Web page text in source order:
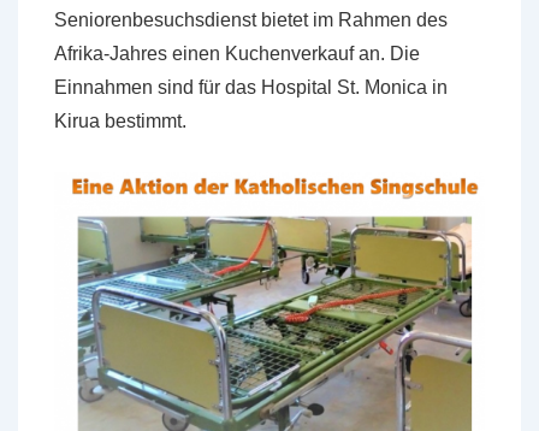
Seniorenbesuchsdienst bietet im Rahmen des
Afrika-Jahres einen Kuchenverkauf an. Die
Einnahmen sind für das Hospital St. Monica in
Kirua bestimmt.